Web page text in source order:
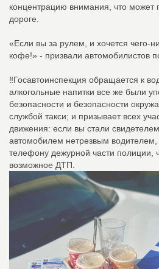
концентрацию внимания, что может
дороге.
«Если вы за рулем, и хочется чего-
кофе!» - призвали автомобилистов
‼️Госавтоинспекция обращается к
алкогольные напитки все же были
безопасности и безопасности
службой такси; и призывает всех
движения: если вы стали
автомобилем нетрезвым
телефону дежурной части полиции,
возможное ДТП.